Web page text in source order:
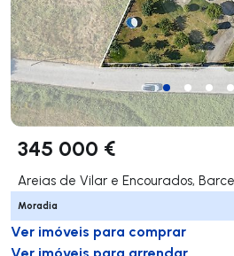
345 000 €
Areias de Vilar e Encourados,
Moradia
Ver imóveis para comprar
Ver imóveis para arrendar